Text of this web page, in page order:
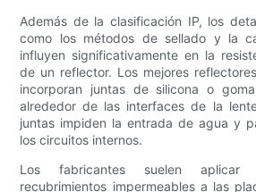
Además de la clasificación IP, los
como los métodos de sellado y la
influyen significativamente en la
de un reflector. Los mejores
incorporan juntas de silicona o
alrededor de las interfaces de la
juntas impiden la entrada de agua y
los circuitos internos.
Los fabricantes suelen
recubrimientos impermeables a las